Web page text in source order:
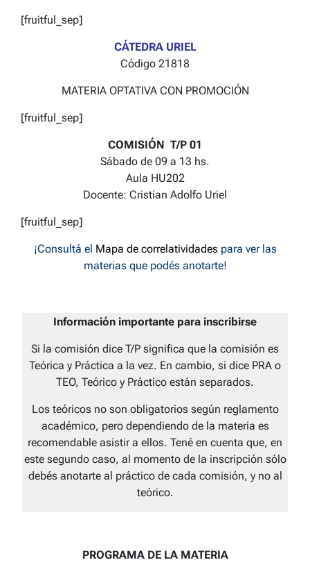
[fruitful_sep]
CÁTEDRA URIEL
Código 21818
MATERIA OPTATIVA CON PROMOCIÓN
[fruitful_sep]
COMISIÓN T/P 01
Sábado de 09 a 13 hs.
Aula HU202
Docente: Cristian Adolfo Uriel
[fruitful_sep]
¡Consultá el Mapa de correlatividades para ver las
materias que podés anotarte!
Información importante para inscribirse
Si la comisión dice T/P significa que la comisión es
Teórica y Práctica a la vez. En cambio, si dice PRA o
TEO, Teórico y Práctico están separados.
Los teóricos no son obligatorios según reglamento
académico, pero dependiendo de la materia es
recomendable asistir a ellos. Tené en cuenta que, en
este segundo caso, al momento de la inscripción sólo
debés anotarte al práctico de cada comisión, y no al
teórico.
PROGRAMA DE LA MATERIA